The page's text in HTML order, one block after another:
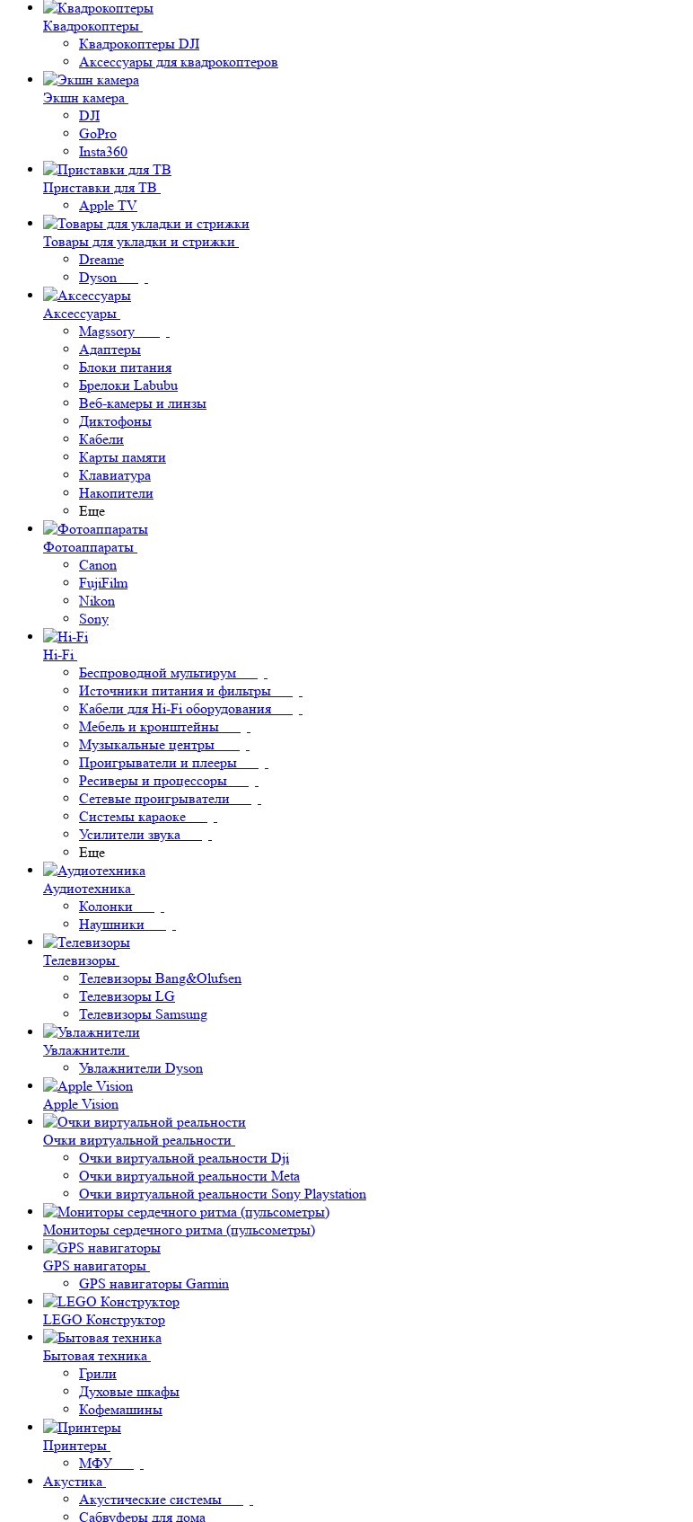
Квадрокоптеры
Квадрокоптеры DJI
Аксессуары для квадрокоптеров
Экшн камера
DJI
GoPro
Insta360
Приставки для ТВ
Apple TV
Товары для укладки и стрижки
Dreame
Dyson
Аксессуары
Magssory
Адаптеры
Блоки питания
Брелоки Labubu
Веб-камеры и линзы
Диктофоны
Кабели
Карты памяти
Клавиатура
Накопители
Еще
Фотоаппараты
Canon
FujiFilm
Nikon
Sony
Hi-Fi
Беспроводной мультирум
Источники питания и фильтры
Кабели для Hi-Fi оборудования
Мебель и кронштейны
Музыкальные центры
Проигрыватели и плееры
Ресиверы и процессоры
Сетевые проигрыватели
Системы караоке
Усилители звука
Еще
Аудиотехника
Колонки
Наушники
Телевизоры
Телевизоры Bang&Olufsen
Телевизоры LG
Телевизоры Samsung
Увлажнители
Увлажнители Dyson
Apple Vision
Очки виртуальной реальности
Очки виртуальной реальности Dji
Очки виртуальной реальности Meta
Очки виртуальной реальности Sony Playstation
Мониторы сердечного ритма (пульсометры)
GPS навигаторы
GPS навигаторы Garmin
LEGO Конструктор
Бытовая техника
Грили
Духовые шкафы
Кофемашины
Принтеры
МФУ
Акустика
Акустические системы
Сабвуферы для дома